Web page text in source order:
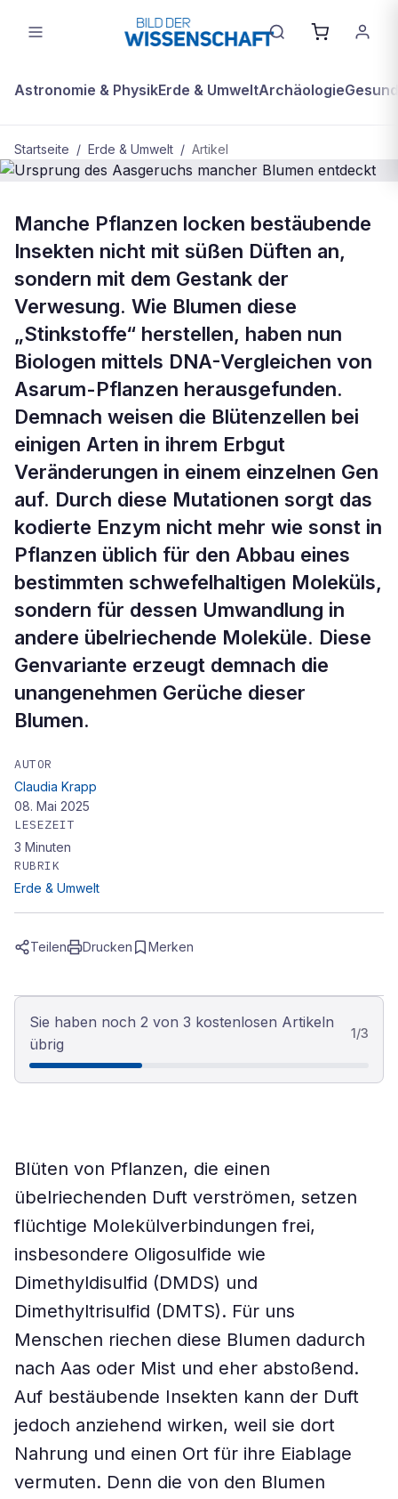
Astronomie & PhysikErde & UmweltArchäologie
Startseite / Erde & Umwelt / Artikel
ERDE & UMWELT
Ursprung des Aasgeruchs mancher
Blumen entdeckt
Manche Pflanzen locken bestäubende
Insekten nicht mit süßen Düften an,
sondern mit dem Gestank der
Verwesung. Wie Blumen diese
„Stinkstoffe“ herstellen, haben nun
Biologen mittels DNA-Vergleichen von
Asarum-Pflanzen herausgefunden.
Demnach weisen die Blütenzellen bei
einigen Arten in ihrem Erbgut
Veränderungen in einem einzelnen Gen
auf. Durch diese Mutationen sorgt das
kodierte Enzym nicht mehr wie sonst in
Pflanzen üblich für den Abbau eines
bestimmten schwefelhaltigen Moleküls,
sondern für dessen Umwandlung in
andere übelriechende Moleküle. Diese
Genvariante erzeugt demnach die
unangenehmen Gerüche dieser
Blumen.
AUTOR
Claudia Krapp
08. Mai 2025
LESEZEIT
3 Minuten
RUBRIK
Erde & Umwelt
Teilen Drucken Merken
Sie haben noch 2 von 3 kostenlosen Artikeln
übrig
1/3
Blüten von Pflanzen, die einen
übelriechenden Duft verströmen, setzen
flüchtige Molekülverbindungen frei,
insbesondere Oligosulfide wie
Dimethyldisulfid (DMDS) und
Dimethyltrisulfid (DMTS). Für uns
Menschen riechen diese Blumen dadurch
nach Aas oder Mist und eher abstoßend.
Auf bestäubende Insekten kann der Duft
jedoch anziehend wirken, weil sie dort
Nahrung und einen Ort für ihre Eiablage
vermuten. Denn die von den Blumen